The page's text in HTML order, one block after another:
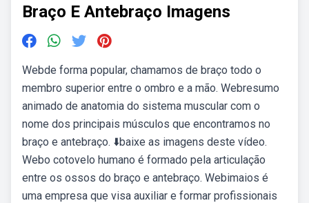
Braço E Antebraço Imagens
Webde forma popular, chamamos de braço todo o
membro superior entre o ombro e a mão. Webresumo
animado de anatomia do sistema muscular com o
nome dos principais músculos que encontramos no
braço e antebraço. ⬇️baixe as imagens deste vídeo.
Webo cotovelo humano é formado pela articulação
entre os ossos do braço e antebraço. Webimaios é
uma empresa que visa auxiliar e formar profissionais